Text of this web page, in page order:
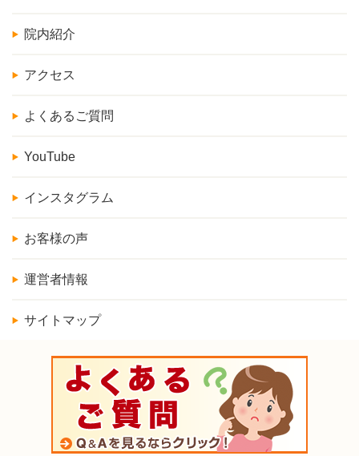
院内紹介
アクセス
よくあるご質問
YouTube
インスタグラム
お客様の声
運営者情報
サイトマップ